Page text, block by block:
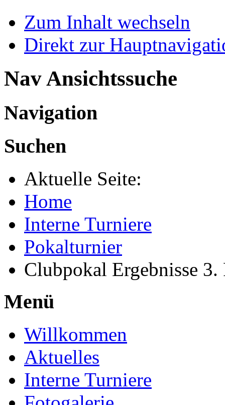
Zum Inhalt wechseln
Direkt zur
Nav Ansichtssuche
Navigation
Suchen
Aktuelle Seite:
Home
Interne Turniere
Pokalturnier
Clubpokal Ergebnisse 3.
Menü
Willkommen
Aktuelles
Interne Turniere